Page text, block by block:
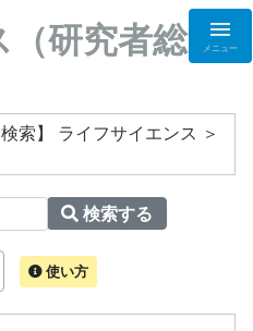
（研究者総
メニュー
検索】 ライフサイエンス ＞
検索する
使い方